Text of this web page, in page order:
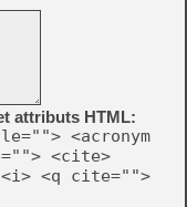
attributs HTML:
<acronym
<cite>
<i> <q cite="">